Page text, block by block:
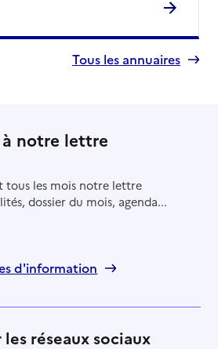
Tous les annuaires
notre lettre
tous les mois notre lettre
dossier du mois, agenda...
d'information
les réseaux sociaux